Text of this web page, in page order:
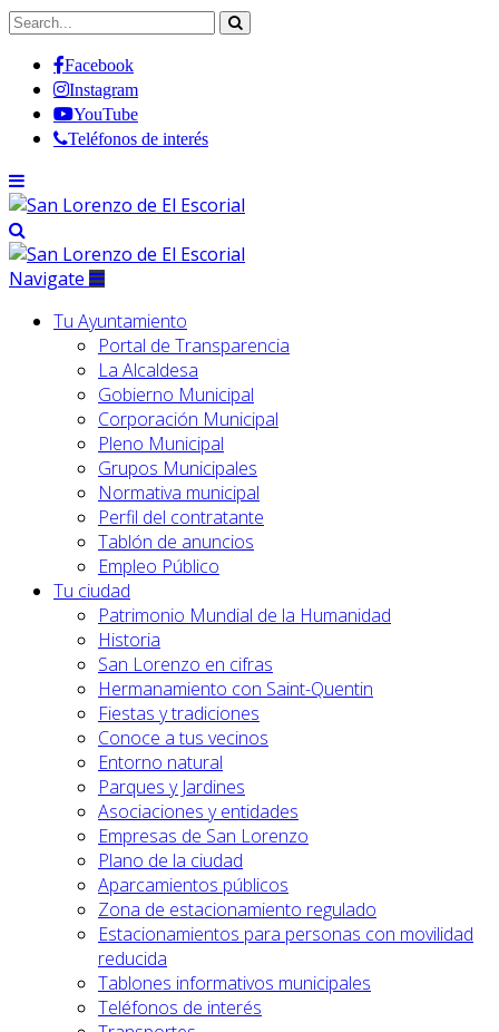
Facebook
Instagram
YouTube
Teléfonos de interés
Navigate
Tu Ayuntamiento
Portal de Transparencia
La Alcaldesa
Gobierno Municipal
Corporación Municipal
Pleno Municipal
Grupos Municipales
Normativa municipal
Perfil del contratante
Tablón de anuncios
Empleo Público
Tu ciudad
Patrimonio Mundial de la Humanidad
Historia
San Lorenzo en cifras
Hermanamiento con Saint-Quentin
Fiestas y tradiciones
Conoce a tus vecinos
Entorno natural
Parques y Jardines
Asociaciones y entidades
Empresas de San Lorenzo
Plano de la ciudad
Aparcamientos públicos
Zona de estacionamiento regulado
Estacionamientos para personas con movilidad
reducida
Tablones informativos municipales
Teléfonos de interés